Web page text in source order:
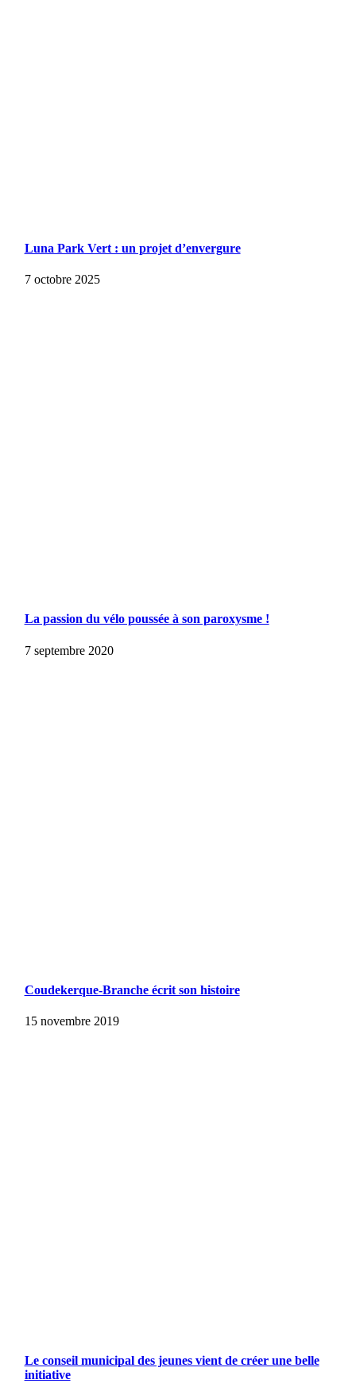
Luna Park Vert : un projet d’envergure
7 octobre 2025
La passion du vélo poussée à son paroxysme !
7 septembre 2020
Coudekerque-Branche écrit son histoire
15 novembre 2019
Le conseil municipal des jeunes vient de créer une belle
initiative